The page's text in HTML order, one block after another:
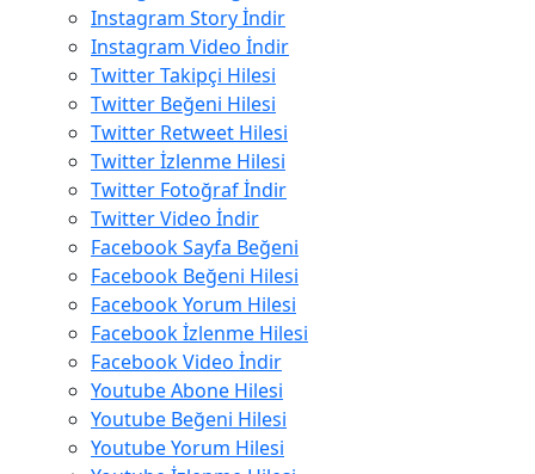
Instagram Story İndir
Instagram Video İndir
Twitter Takipçi Hilesi
Twitter Beğeni Hilesi
Twitter Retweet Hilesi
Twitter İzlenme Hilesi
Twitter Fotoğraf İndir
Twitter Video İndir
Facebook Sayfa Beğeni
Facebook Beğeni Hilesi
Facebook Yorum Hilesi
Facebook İzlenme Hilesi
Facebook Video İndir
Youtube Abone Hilesi
Youtube Beğeni Hilesi
Youtube Yorum Hilesi